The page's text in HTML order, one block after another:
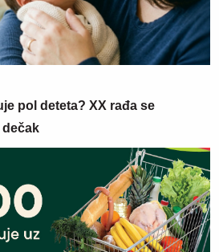
pol deteta? XX rađa se
dečak